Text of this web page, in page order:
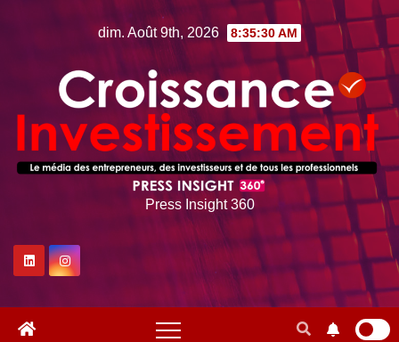
dim. Août 9th, 2026 8:35:30 AM
Press Insight 360